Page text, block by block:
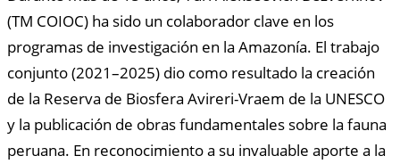
(TM COIOC) ha sido un colaborador clave en los
programas de investigación en la Amazonía. El trabajo
conjunto (2021–2025) dio como resultado la creación
de la Reserva de Biosfera Avireri-Vraem de la UNESCO
y la publicación de obras fundamentales sobre la fauna
peruana. En reconocimiento a su invaluable aporte a la